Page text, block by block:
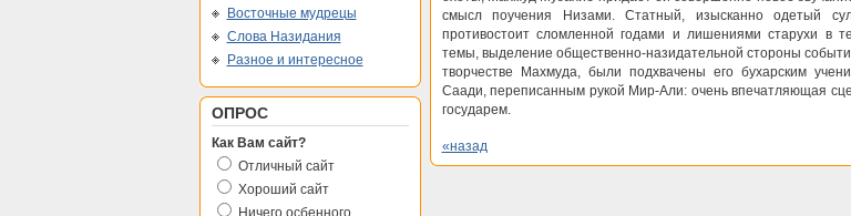
Восточные мудрецы
Слова Назидания
Разное и интересное
ОПРОС
Как Вам сайт?
Отличный сайт
Хороший сайт
Ничего осбенного
смысл поучения Низами. Статный, изысканно одетый
противостоит сломленной годами и лишениями старухи в
темы, выделение общественно-назидательной стороны
творчестве Махмуда, были подхвачены его бухарским
Саади, переписанным рукой Мир-Али: очень впечатляющая
государем.
«назад